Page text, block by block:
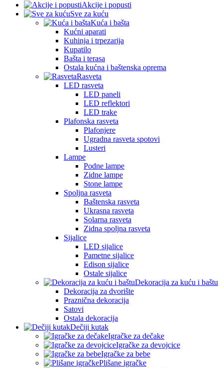
Akcije i popusti
Sve za kuću
Kuća i bašta
Kućni aparati
Kuhinja i trpezarija
Kupatilo
Bašta i terasa
Ostala kućna i baštenska oprema
Rasveta
LED rasveta
LED paneli
LED reflektori
LED trake
Plafonska rasveta
Plafonjere
Ugradna rasveta spotovi
Lusteri
Lampe
Podne lampe
Zidne lampe
Stone lampe
Spoljna rasveta
Baštenska rasveta
Ukrasna rasveta
Solarna rasveta
Zidna spoljna rasveta
Sijalice
LED sijalice
Pametne sijalice
Edison sijalice
Ostale sijalice
Dekoracija za kuću i baštu
Dekoracija za dvorište
Praznična dekoracija
Satovi
Ostala dekoracija
Dečiji kutak
Igračke za dečake
Igračke za devojcice
Igračke za bebe
Plišane igračke